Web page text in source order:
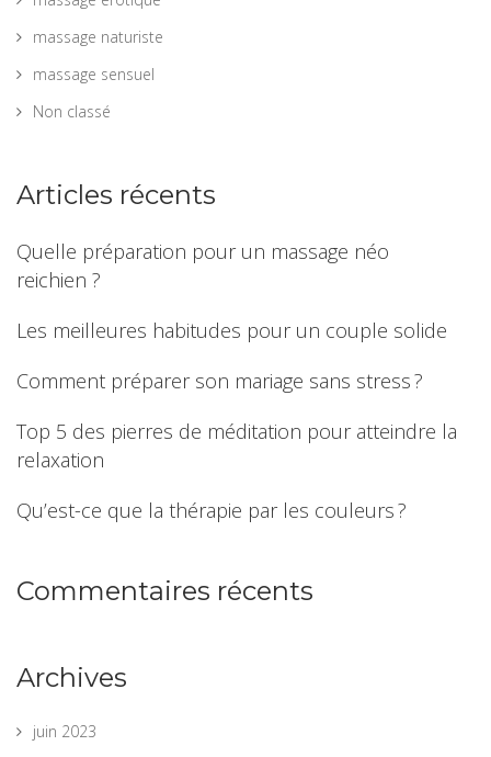
massage naturiste
massage sensuel
Non classé
Articles récents
Quelle préparation pour un massage néo
reichien ?
Les meilleures habitudes pour un couple solide
Comment préparer son mariage sans stress ?
Top 5 des pierres de méditation pour atteindre la
relaxation
Qu’est-ce que la thérapie par les couleurs ?
Commentaires récents
Archives
juin 2023